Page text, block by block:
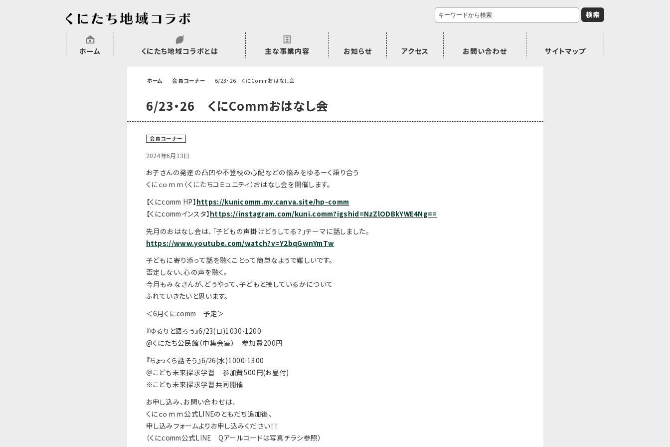
ホーム くにたち地域コラボとは 主な事業内容 お知らせ アクセス お問い合わせ サイトマップ
ホーム 会員コーナー 6/23・26 くにCommおはなし会
6/23・26 くにCommおはなし会
会員コーナー
2024年6月13日
お子さんの発達の凸凹や不登校の心配などの悩みをゆるーく語り合う
くにｃｏｍｍ（くにたちコミュニティ）おはなし会を開催します。
【くにcomm HP】https://kunicomm.my.canva.site/hp-comm
【くにcommインスタ】https://instagram.com/kuni.comm?igshid=NzZlODBkYWE4Ng==
先月のおはなし会は、「子どもの声掛けどうしてる？」テーマに話しました。
https://www.youtube.com/watch?v=Y2bqGwnYmTw
子どもに寄り添って話を聴くことって簡単なようで難しいです。
否定しない、心の声を聴く。
今月もみなさんが、どうやって、子どもと接しているかについて
ふれていきたいと思います。
＜6月くにcomm 予定＞
『ゆるりと語ろう』6/23(日)1030-1200
@くにたち公民館（中集会室） 参加費200円
『ちょっくら話そう』6/26(水)1000-1300
＠こども未来探求学習 参加費500円(お昼付)
※こども未来探求学習共同開催
お申し込み、お問い合わせは、
くにｃｏｍｍ公式LINEのともだち追加後、
申し込みフォームよりお申し込みください！！
（くにcomm公式LINE Qアールコードは写真チラシ参照）